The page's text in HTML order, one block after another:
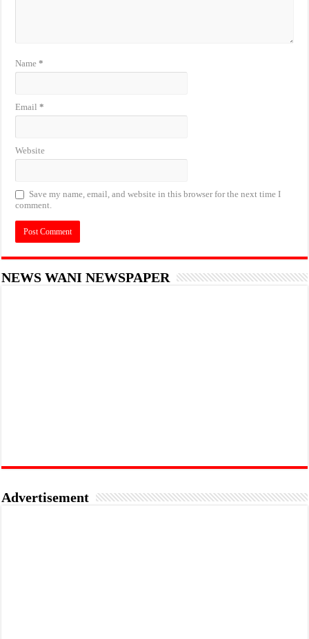
Name*
Email*
Website
Save my name, email, and website in this browser for the next time I
comment.
NEWS WANI NEWSPAPER
Advertisement